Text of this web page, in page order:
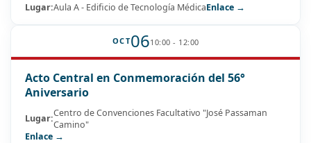
Lugar:Aula A - Edificio de Tecnología MédicaEnlace →
OCT0610:00 - 12:00
Acto Central en Conmemoración del 56°
Aniversario
Lugar:Centro de Convenciones Facultativo "José Passaman
Camino"
Enlace →